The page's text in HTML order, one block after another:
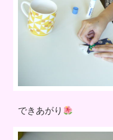
できあがり